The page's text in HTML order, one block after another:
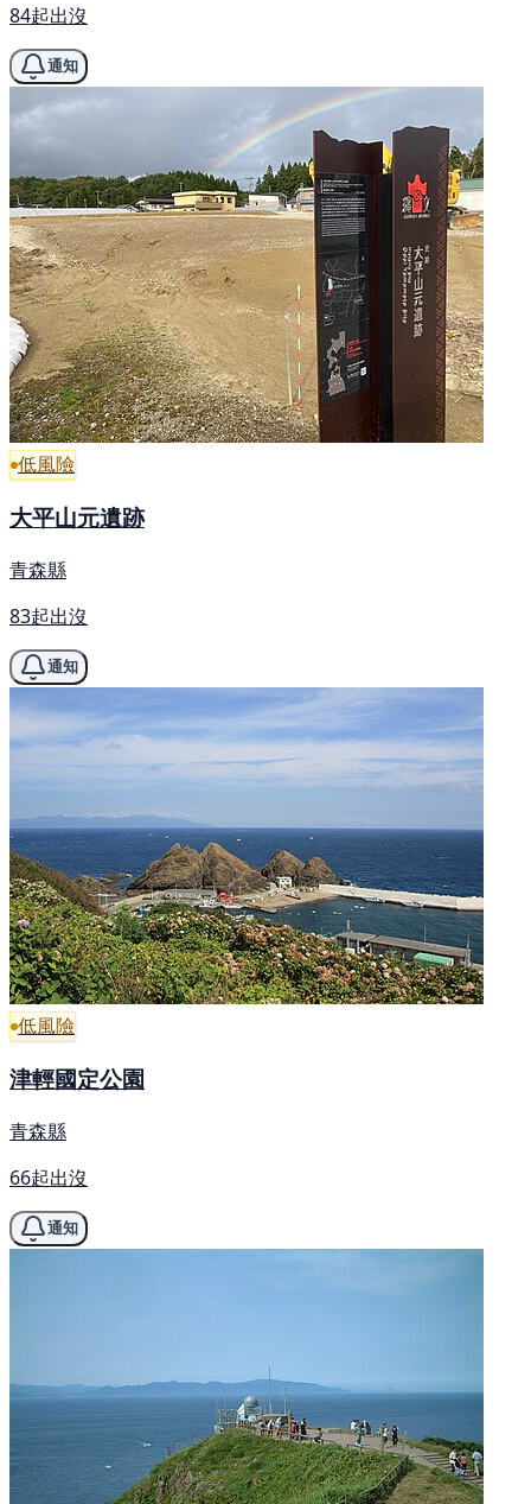
84起出沒
通知
低風險
大平山元遺跡
青森縣
83起出沒
通知
低風險
津輕國定公園
青森縣
66起出沒
通知